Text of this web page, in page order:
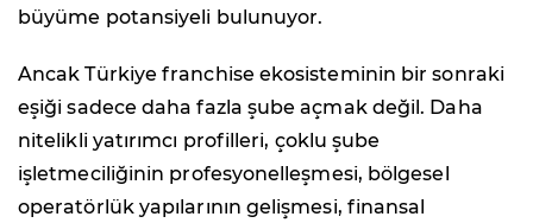
büyüme potansiyeli bulunuyor.
Ancak Türkiye franchise ekosisteminin bir sonraki
eşiği sadece daha fazla şube açmak değil. Daha
nitelikli yatırımcı profilleri, çoklu şube
işletmeciliğinin profesyonelleşmesi, bölgesel
operatörlük yapılarının gelişmesi, finansal